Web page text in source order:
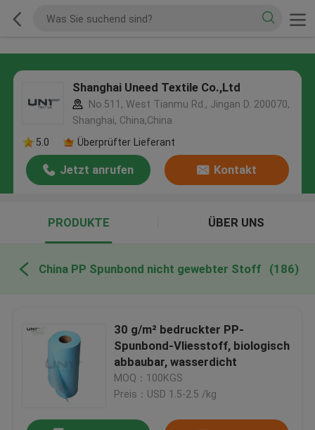
Shanghai Uneed Textile Co.,Ltd
No.511, West Tianmu Rd., Jingan D. 200070,
Shanghai, China,China
5.0
Überprüfter Lieferant
Jetzt anrufen Kontakt
PRODUKTE ÜBER UNS
China PP Spunbond nicht gewebter Stoff (186)
30 g/m² bedruckter PP-
Spunbond-Vliesstoff, biologisch
abbaubar, wasserdicht
MOQ：100KGS
Preis：USD 1.5-2.5 /kg